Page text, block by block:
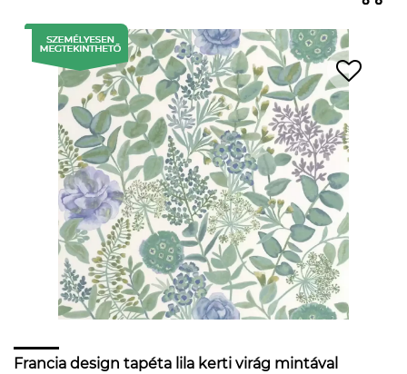
Francia design tapéta lila kerti virág mintával